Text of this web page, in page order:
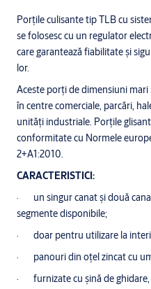
Porțile culisante tip TLB cu
se folosesc cu un regulator
care garantează fiabilitate și
lor.
Aceste porți de dimensiuni
în centre comerciale, parcări,
unități industriale. Porțile
conformitate cu Normele
2+A1:2010.
CARACTERISTICI:
· un singur canat și două
segmente disponibile;
· doar pentru utilizare la
· panouri din oțel zincat cu
· furnizate cu șină de ghidare,